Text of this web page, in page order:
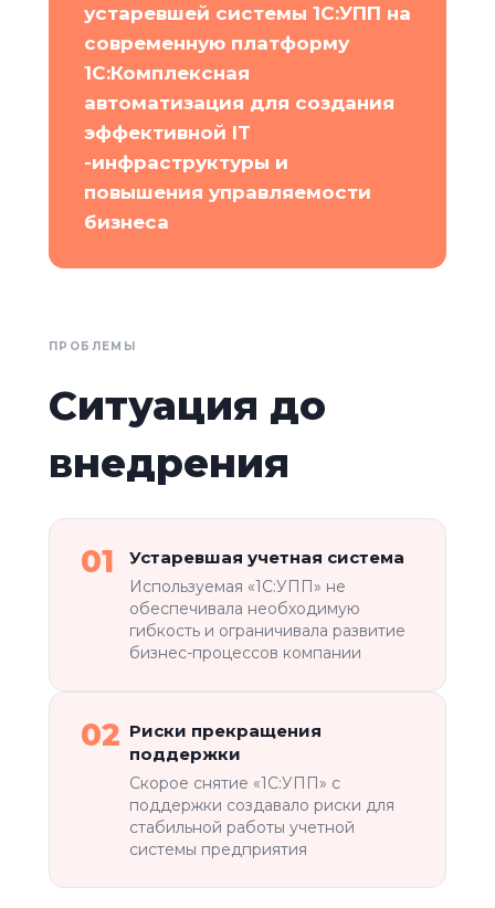
устаревшей системы 1С:УПП на
современную платформу
1С:Комплексная
автоматизация для создания
эффективной IT
-инфраструктуры и
повышения управляемости
бизнеса
ПРОБЛЕМЫ
Ситуация до
внедрения
01 Устаревшая учетная система
Используемая «1С:УПП» не
обеспечивала необходимую
гибкость и ограничивала развитие
бизнес-процессов компании
02 Риски прекращения
поддержки
Скорое снятие «1С:УПП» с
поддержки создавало риски для
стабильной работы учетной
системы предприятия